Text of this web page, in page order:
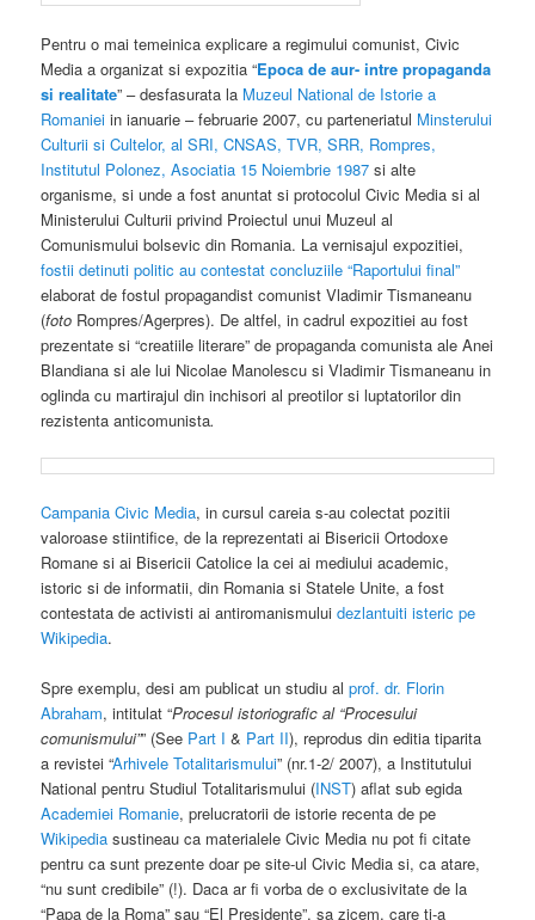
Pentru o mai temeinica explicare a regimului comunist, Civic
Media a organizat si expozitia “Epoca de aur- intre propaganda
si realitate” – desfasurata la Muzeul National de Istorie a
Romanieiin ianuarie – februarie 2007, cu parteneriatul Minsterului
Culturii si Cultelor, al SRI, CNSAS, TVR, SRR, Rompres,
Institutul Polonez, Asociatia 15 Noiembrie 1987si alte
organisme, si unde a fost anuntat si protocolul Civic Media si al
Ministerului Culturii privind Proiectul unui Muzeul al
Comunismului bolsevic din Romania. La vernisajul expozitiei,
fostii detinuti politic au contestat concluziile “Raportului final”
elaborat de fostul propagandist comunist Vladimir Tismaneanu
(foto Rompres/Agerpres). De altfel, in cadrul expozitiei au fost
prezentate si “creatiile literare” de propaganda comunista ale Anei
Blandiana si ale lui Nicolae Manolescu si Vladimir Tismaneanu in
oglinda cu martirajul din inchisori al preotilor si luptatorilor din
rezistenta anticomunista.
Campania Civic Media, in cursul careia s-au colectat pozitii
valoroase stiintifice, de la reprezentati ai Bisericii Ortodoxe
Romane si ai Bisericii Catolice la cei ai mediului academic,
istoric si de informatii, din Romania si Statele Unite, a fost
contestata de activisti ai antiromanismuluidezlantuiti isteric pe
Wikipedia.
Spre exemplu, desi am publicat un studiu alprof. dr. Florin
Abraham, intitulat “Procesul istoriografic al “Procesului
comunismului”” (See Part I & Part II), reprodus din editia tiparita
a revistei “Arhivele Totalitarismului” (nr.1-2/ 2007), a Institutului
National pentru Studiul Totalitarismului (INST) aflat sub egida
Academiei Romanie, prelucratorii de istorie recenta de pe
Wikipedia sustineau ca materialele Civic Media nu pot fi citate
pentru ca sunt prezente doar pe site-ul Civic Media si, ca atare,
“nu sunt credibile” (!). Daca ar fi vorba de o exclusivitate de la
“Papa de la Roma” sau “El Presidente”, sa zicem, care ti-a